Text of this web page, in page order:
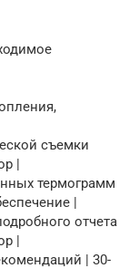
съемки
|
термограмм
|
отчета
|
| 30-